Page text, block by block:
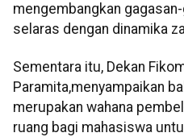
mengembangkan
selaras dengan dinamika
Sementara itu, Dekan
Paramita,menyampaikan
merupakan wahana
ruang bagi mahasiswa